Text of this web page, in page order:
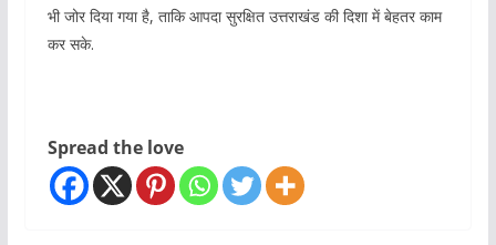
भी जोर दिया गया है, ताकि आपदा सुरक्षित उत्तराखंड की दिशा में बेहतर काम
कर सके.
Spread the love